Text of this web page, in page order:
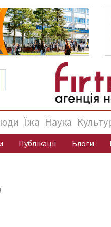
Їжа Наука
Публікації Блоги